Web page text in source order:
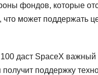
фондов, которые
может поддержать
даст SpaceX
поддержку